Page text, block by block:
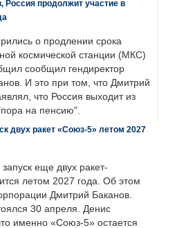
Россия продолжит участие в
о продлении срока
космической станции (МКС)
сообщил гендиректор
И это при том, что Дмитрий
что Россия выходит из
на пенсию".
двух ракет «Союз-5» летом 2027
еще двух ракет-
летом 2027 года. Об этом
Дмитрий Баканов.
30 апреля. Денис
именно «Союз-5» остается